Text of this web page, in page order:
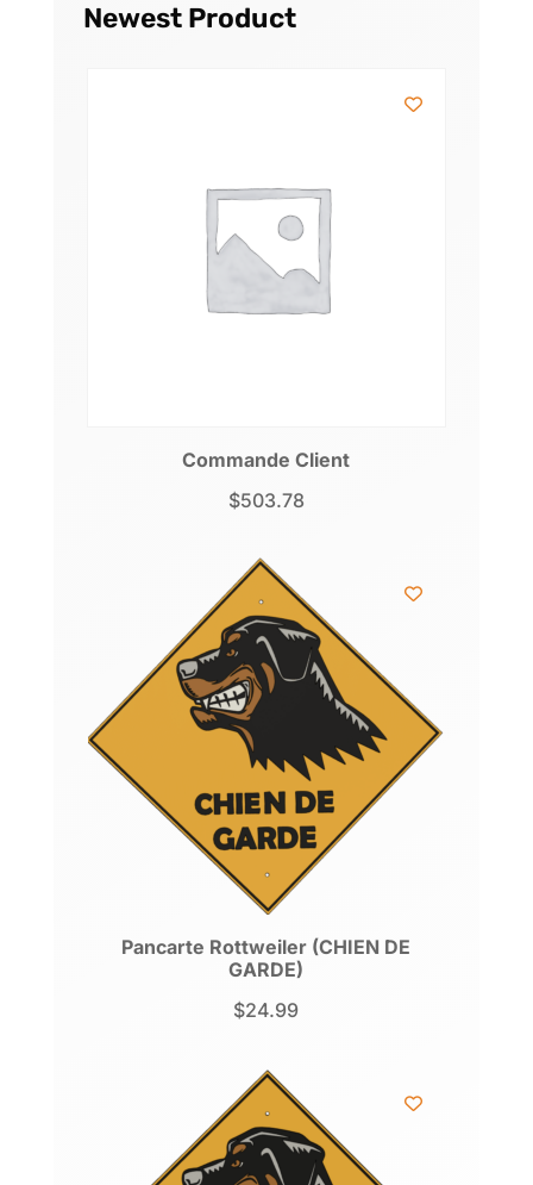
Newest Product
Commande Client
$503.78
Pancarte Rottweiler (CHIEN DE
GARDE)
$24.99